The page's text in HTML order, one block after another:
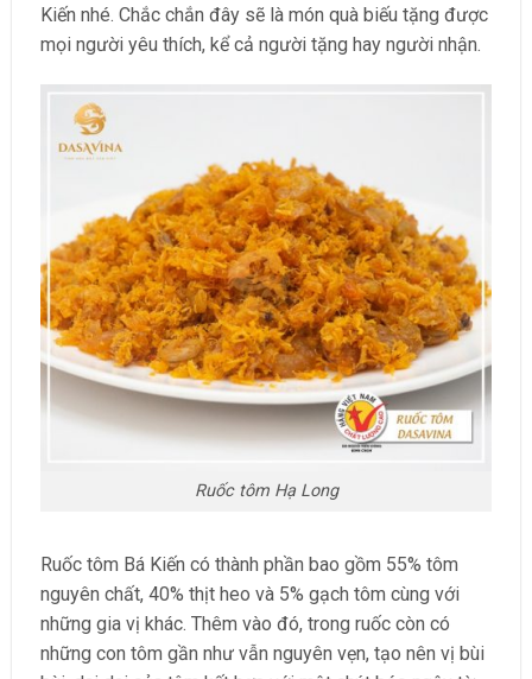
Kiến nhé. Chắc chắn đây sẽ là món quà biếu tặng được
mọi người yêu thích, kể cả người tặng hay người nhận.
Ruốc tôm Hạ Long
Ruốc tôm Bá Kiến có thành phần bao gồm 55% tôm
nguyên chất, 40% thịt heo và 5% gạch tôm cùng với
những gia vị khác. Thêm vào đó, trong ruốc còn có
những con tôm gần như vẫn nguyên vẹn, tạo nên vị bùi